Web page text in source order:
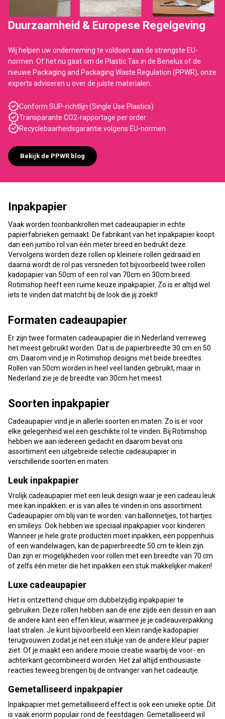
Duurzaamheid & Europese Regelgeving
Wij helpen uw onderneming te voldoen aan de strengste EU-
normen. Of het nu gaat om de Plastic Tax in de Benelux of de
nieuwe Packaging and Packaging Waste Regulation (PPWR), onze
experts adviseren u over de juiste materialen.
Conform SUP-richtlijn (Single Use Plastics)
Transparante CO2-rapportage per order
Recyclebaarheidsgarantie volgens EU-normen
Bekijk de PPWR blog
Inpakpapier
Vaak worden toonbankrollen met cadeaupapier in echte
papierfabrieken gemaakt. De fabrikant van het inpakpapier koopt
dan een jumbo rol van één meter breed en bedrukt deze.
Vervolgens worden deze rollen op kleinere rollen gedraaid en
daarna wordt de rol pas versneden tot bijvoorbeeld twee rollen
kadopapier van 50cm of een rol van 70cm en 30cm breed.
Rotimshop heeft een ruime keuze inpakpapier. Zo is er altijd wel
iets te vinden dat matcht bij de look die jij zoekt!
Formaten cadeaupapier
Er zijn twee formaten cadeaupapier die in Nederland verreweg
het meest gebruikt worden. Dat is de papierbreedte 30 cm en 50
cm. Daarom vind je in Rotimshop designs met beide breedtes.
Rollen van 50cm worden in heel veel landen gebruikt, maar in
Nederland zie je de breedte van 30cm het meest.
Soorten inpakpapier
Cadeaupapier vind je in allerlei soorten en maten. Zo is er voor
elke gelegenheid wel een geschikte rol te vinden. Bij Rotimshop
hebben we aan iedereen gedacht en daarom bevat ons
assortiment een uitgebreide selectie cadeaupapier in
verschillende soorten en maten.
Leuk inpakpapier
Vrolijk cadeaupapier met een leuk design waar je een cadeau leuk
mee kan inpakken: er is van alles te vinden in ons assortiment.
Cadeaupapier om blij van te worden: van ballonnetjes, tot hartjes
en smileys. Ook hebben we speciaal inpakpapier voor kinderen.
Wanneer je hele grote producten moet inpakken, een poppenhuis
of een wandelwagen, kan de papierbreedte 50 cm te klein zijn.
Dan zijn er mogelijkheden voor rollen met een breedte van 70 cm
of zelfs één meter die het inpakken een stuk makkelijker maken!
Luxe cadeaupapier
Het is ontzettend chique om dubbelzijdig inpakpapier te
gebruiken. Deze rollen hebben aan de ene zijde een dessin en aan
de andere kant een effen kleur, waarmee je je cadeauverpakking
laat stralen. Je kunt bijvoorbeeld een klein randje kadopapier
terugvouwen zodat je net een stukje van de andere kleur papier
ziet. Of je maakt een andere mooie creatie waarbij de voor- en
achterkant gecombineerd worden. Het zal altijd enthousiaste
reacties teweeg brengen bij de ontvanger van het cadeautje.
Gemetalliseerd inpakpapier
Inpakpapier met gemetalliseerd effect is ook een unieke optie. Dit
is vaak enorm populair rond de feestdagen. Gemetalliseerd wil